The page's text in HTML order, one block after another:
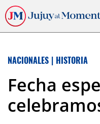
NACIONALES | HISTORIA
Fecha